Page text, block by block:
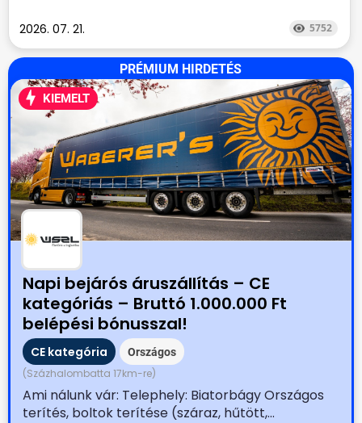
2026. 07. 21. 5752
PRÉMIUM HIRDETÉS
KIEMELT
Napi bejárós áruszállítás – CE
kategóriás – Bruttó 1.000.000 Ft
belépési bónusszal!
CE kategória Országos
(Százhalombatta 17km-re)
Ami nálunk vár: Telephely: Biatorbágy Országos
terítés, boltok terítése (száraz, hűtött,...